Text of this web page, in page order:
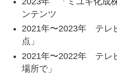
ンテンツ
2021年〜2023年 テレ
点」
2021年〜2022年 テレ
場所で」